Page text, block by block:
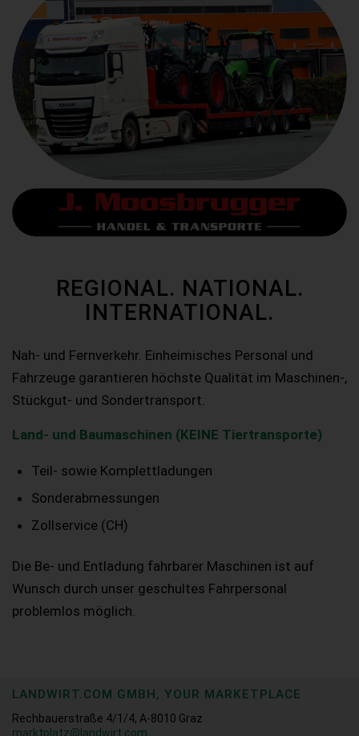
REGIONAL. NATIONAL.
INTERNATIONAL.
Nah- und Fernverkehr. Einheimisches Personal und
Fahrzeuge garantieren höchste Qualität im Maschinen-,
Stückgut- und Sondertransport.
Land- und Baumaschinen (KEINE Tiertransporte)
Teil- sowie Komplettladungen
Sonderabmessungen
Zollservice (CH)
Die Be- und Entladung fahrbarer Maschinen ist auf
Wunsch durch unser geschultes Fahrpersonal
problemlos möglich.
LANDWIRT.COM GMBH, YOUR MARKETPLACE
Rechbauerstraße 4/1/4, A-8010 Graz
marktplatz@landwirt.com